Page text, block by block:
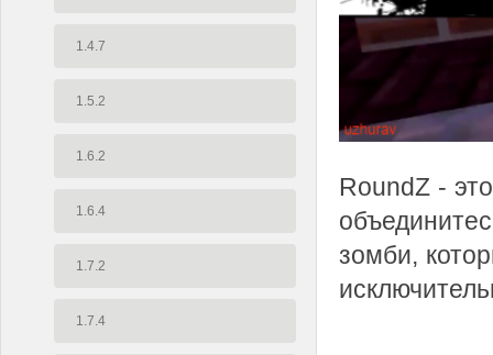
1.4.7
1.5.2
1.6.2
1.6.4
1.7.2
1.7.4
RoundZ -
зомби,